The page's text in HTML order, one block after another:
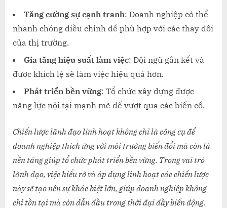
Tăng cường sự cạnh tranh: Doanh nghiệp có thể
nhanh chóng điều chỉnh để phù hợp với các thay đổi
của thị trường.
Gia tăng hiệu suất làm việc: Đội ngũ gắn kết và
được khích lệ sẽ làm việc hiệu quả hơn.
Phát triển bền vững: Tổ chức xây dựng được
năng lực nội tại mạnh mẽ để vượt qua các biến cố.
Chiến lược lãnh đạo linh hoạt không chỉ là công cụ để
doanh nghiệp thích ứng với môi trường biến đổi mà còn là
nền tảng giúp tổ chức phát triển bền vững. Trong vai trò
lãnh đạo, việc hiểu rõ và áp dụng linh hoạt các chiến lược
này sẽ tạo nên sự khác biệt lớn, giúp doanh nghiệp không
chỉ tồn tại mà còn dẫn đầu trong thời đại đầy biến động.